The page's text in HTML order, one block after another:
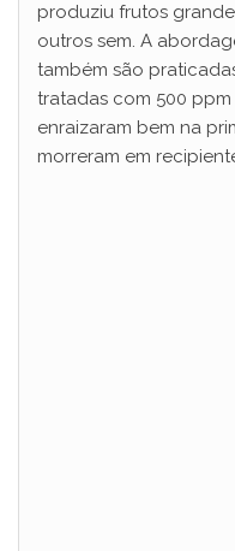
produziu frutos
outros sem. A
também são
tratadas com 500
enraizaram bem na
morreram em